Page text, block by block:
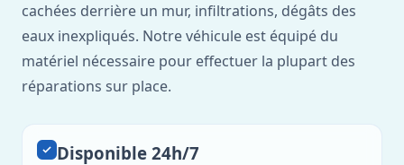
cachées derrière un mur, infiltrations, dégâts des
eaux inexpliqués. Notre véhicule est équipé du
matériel nécessaire pour effectuer la plupart des
réparations sur place.
Disponible 24h/7